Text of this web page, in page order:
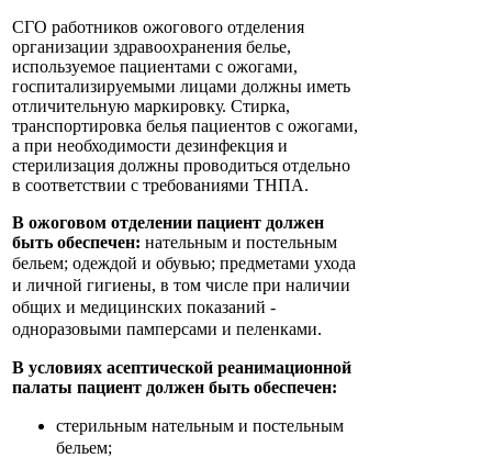
СГО работников ожогового отделения
организации здравоохранения белье,
используемое пациентами с ожогами,
госпитализируемыми лицами должны иметь
отличительную маркировку. Стирка,
транспортировка белья пациентов с ожогами,
а при необходимости дезинфекция и
стерилизация должны проводиться отдельно
в соответствии с требованиями ТНПА.
В ожоговом отделении пациент должен
быть обеспечен: нательным и постельным
бельем; одеждой и обувью; предметами ухода
и личной гигиены, в том числе при наличии
общих и медицинских показаний -
одноразовыми памперсами и пеленками.
В условиях асептической реанимационной
палаты пациент должен быть обеспечен:
стерильным нательным и постельным
бельем;